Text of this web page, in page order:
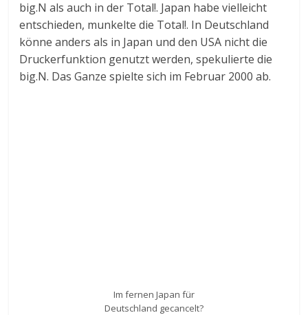
big.N als auch in der Total!. Japan habe vielleicht
entschieden, munkelte die Total!. In Deutschland
könne anders als in Japan und den USA nicht die
Druckerfunktion genutzt werden, spekulierte die
big.N. Das Ganze spielte sich im Februar 2000 ab.
Im fernen Japan für
Deutschland gecancelt?